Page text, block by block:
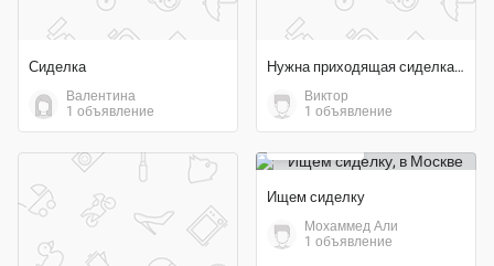
Сиделка
Валентина
1 объявление
Нужна приходящая сиделка в Дзержинском для пожилого человека
Виктор
1 объявление
Ищем сиделку
Мохаммед Али
1 объявление